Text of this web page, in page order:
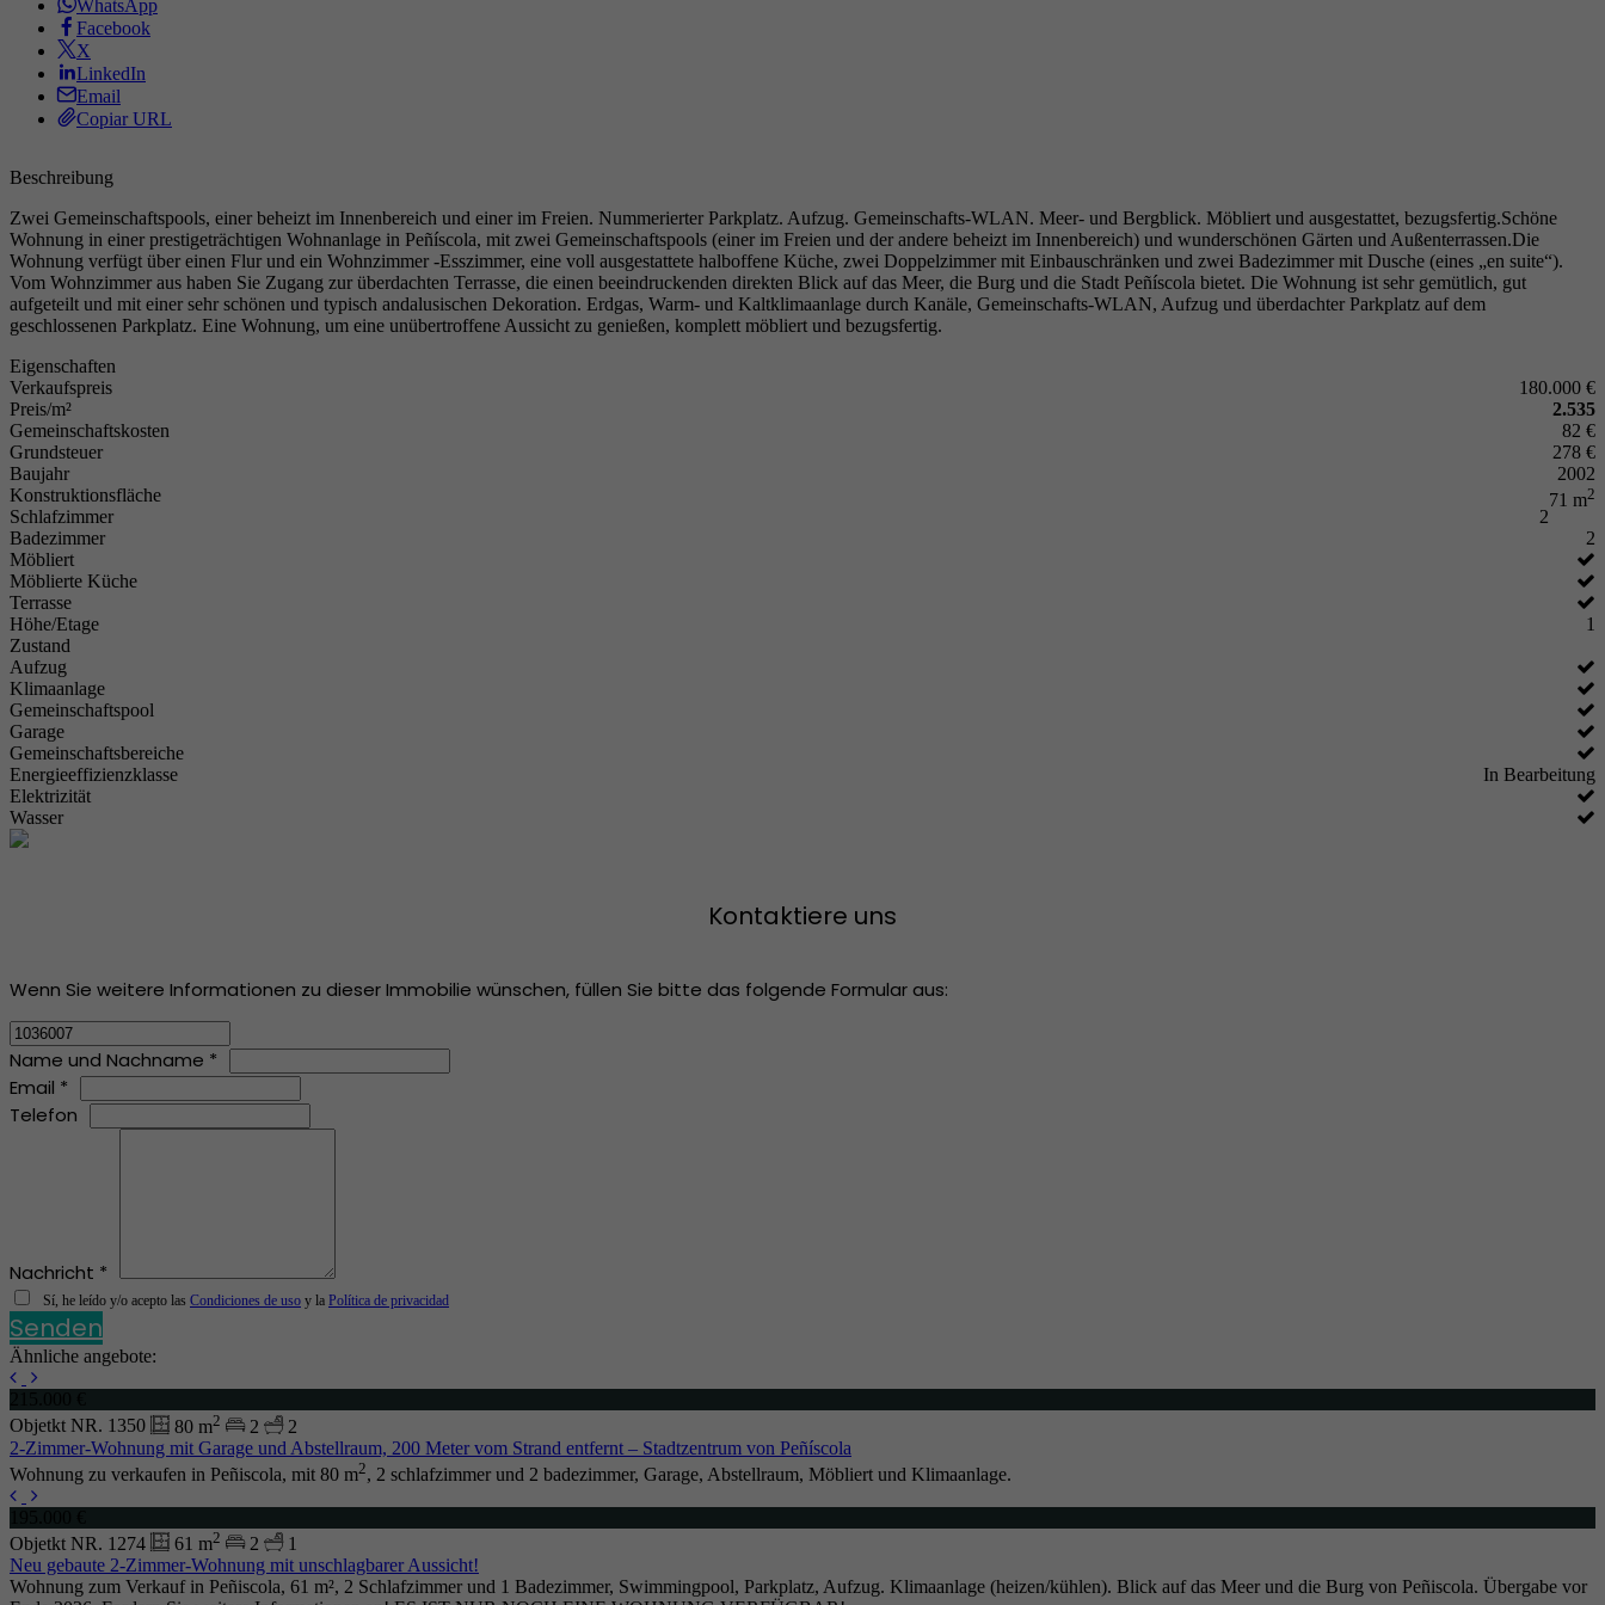
WhatsApp
Facebook
X
LinkedIn
Email
Copiar URL
Beschreibung
Zwei Gemeinschaftspools, einer beheizt im Innenbereich und einer im Freien. Nummerierter Parkplatz. Aufzug. Gemeinschafts-WLAN. Meer- und Bergblick. Möbliert und ausgestattet, bezugsfertig.Schöne
Wohnung in einer prestigeträchtigen Wohnanlage in Peñíscola, mit zwei Gemeinschaftspools (einer im Freien und der andere beheizt im Innenbereich) und wunderschönen Gärten und Außenterrassen.Die
Wohnung verfügt über einen Flur und ein Wohnzimmer -Esszimmer, eine voll ausgestattete halboffene Küche, zwei Doppelzimmer mit Einbauschränken und zwei Badezimmer mit Dusche (eines „en suite“).
Vom Wohnzimmer aus haben Sie Zugang zur überdachten Terrasse, die einen beeindruckenden direkten Blick auf das Meer, die Burg und die Stadt Peñíscola bietet. Die Wohnung ist sehr gemütlich, gut
aufgeteilt und mit einer sehr schönen und typisch andalusischen Dekoration. Erdgas, Warm- und Kaltklimaanlage durch Kanäle, Gemeinschafts-WLAN, Aufzug und überdachter Parkplatz auf dem
geschlossenen Parkplatz. Eine Wohnung, um eine unübertroffene Aussicht zu genießen, komplett möbliert und bezugsfertig.
Eigenschaften
Verkaufspreis
180.000 €
Preis/m²
2.535
Gemeinschaftskosten
82 €
Grundsteuer
278 €
Baujahr
2002
Konstruktionsfläche
71 m2
Schlafzimmer
2
Badezimmer
2
Möbliert
Möblierte Küche
Terrasse
Höhe/Etage
1
Zustand
Aufzug
Klimaanlage
Gemeinschaftspool
Garage
Gemeinschaftsbereiche
Energieeffizienzklasse
In Bearbeitung
Elektrizität
Wasser
Kontaktiere uns
Wenn Sie weitere Informationen zu dieser Immobilie wünschen, füllen Sie bitte das folgende Formular aus:
Name und Nachname *
Email *
Telefon
Nachricht *
Sí, he leído y/o acepto las Condiciones de uso y la Política de privacidad
Senden
Ähnliche angebote:
Objetkt NR. 1350
80 m2 2
2
2-Zimmer-Wohnung mit Garage und Abstellraum, 200 Meter vom Strand entfernt – Stadtzentrum von Peñíscola
Wohnung zu verkaufen in Peñiscola, mit 80 m2, 2 schlafzimmer und 2 badezimmer, Garage, Abstellraum, Möbliert und Klimaanlage.
Objetkt NR. 1274
61 m2 2
1
Neu gebaute 2-Zimmer-Wohnung mit unschlagbarer Aussicht!
Wohnung zum Verkauf in Peñiscola, 61 m², 2 Schlafzimmer und 1 Badezimmer, Swimmingpool, Parkplatz, Aufzug. Klimaanlage (heizen/kühlen). Blick auf das Meer und die Burg von Peñiscola. Übergabe vor